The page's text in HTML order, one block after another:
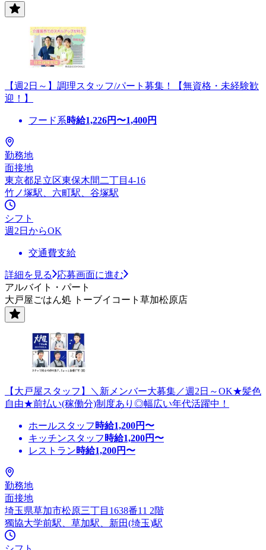
【週2日～】調理スタッフ/パート募集！【無資格・未経験歓
迎！】
フード系時給1,226円〜1,400円
勤務地
面接地
東京都足立区東保木間二丁目4-16
竹ノ塚駅、六町駅、谷塚駅
シフト
週2日からOK
交通費支給
詳細を見る
応募画面に進む
アルバイト・パート
大戸屋ごはん処 トーブイコート草加松原店
【大戸屋スタッフ】＼新メンバー大募集／週2日～OK★髪色
自由★前払い(稼働分)制度あり◎幅広い年代活躍中！
ホールスタッフ 時給1,200円〜
キッチンスタッフ 時給1,200円〜
レストラン時給1,200円〜
勤務地
面接地
埼玉県草加市松原三丁目1638番11 2階
獨協大学前駅、草加駅、新田(埼玉)駅